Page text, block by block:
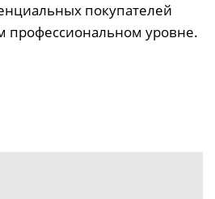
покупателей
профессиональном уровне.